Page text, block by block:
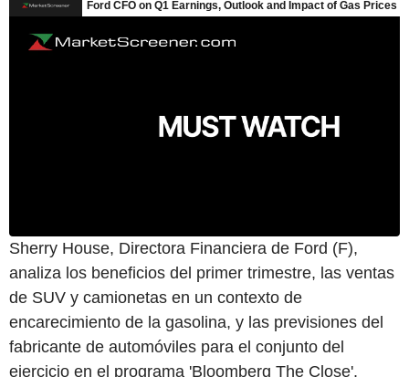
Sherry House, Directora Financiera de Ford (F),
analiza los beneficios del primer trimestre, las ventas
de SUV y camionetas en un contexto de
encarecimiento de la gasolina, y las previsiones del
fabricante de automóviles para el conjunto del
ejercicio en el programa 'Bloomberg The Close'.